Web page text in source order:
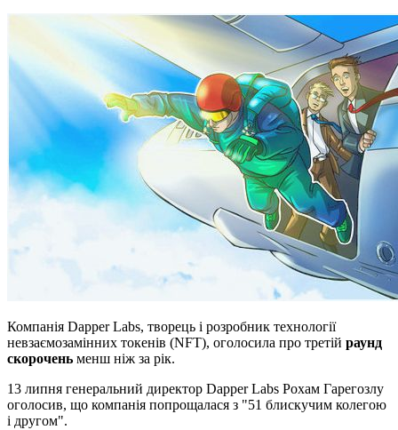
Компанія Dapper Labs, творець і розробник технології
невзаємозамінних токенів (NFT), оголосила про третій раунд
скорочень менш ніж за рік.
13 липня генеральний директор Dapper Labs Рохам Гарегозлу
оголосив, що компанія попрощалася з "51 блискучим колегою
і другом".